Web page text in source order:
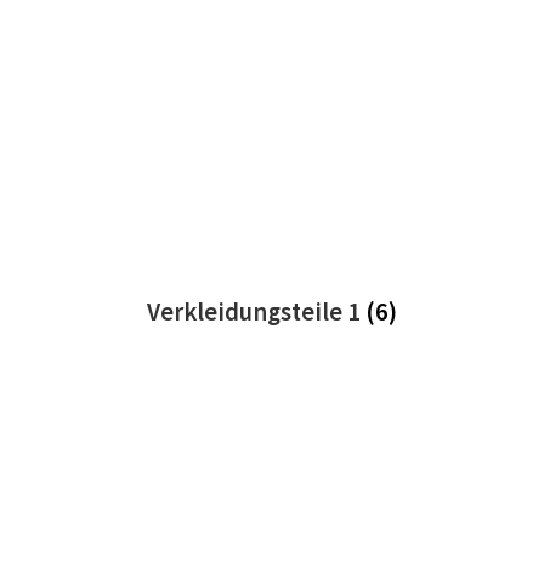
Verkleidungsteile 1 (6)